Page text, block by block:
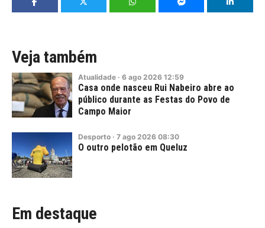
Veja também
Atualidade · 6 ago 2026 12:59
Casa onde nasceu Rui Nabeiro abre ao
público durante as Festas do Povo de
Campo Maior
Desporto · 7 ago 2026 08:30
O outro pelotão em Queluz
Em destaque